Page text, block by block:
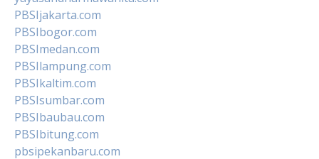
PBSIjakarta.com
PBSIbogor.com
PBSImedan.com
PBSIlampung.com
PBSIkaltim.com
PBSIsumbar.com
PBSIbaubau.com
PBSIbitung.com
pbsipekanbaru.com